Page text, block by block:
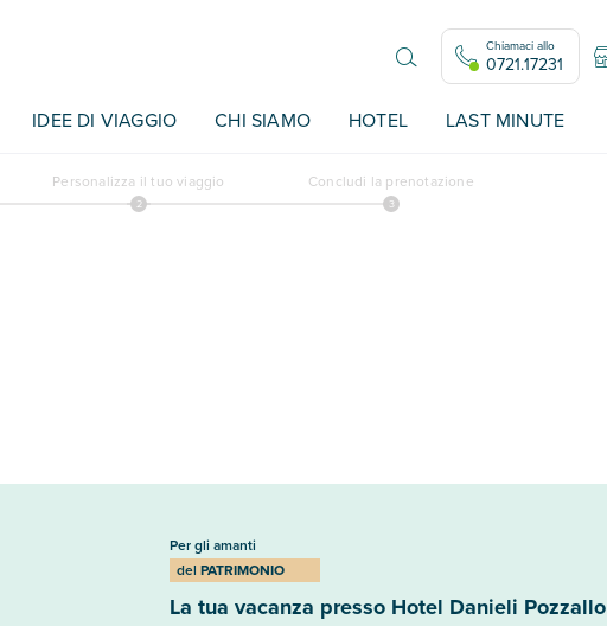
Chiamaci allo
0721.17231
IDEE DI VIAGGIO CHI SIAMO HOTEL LAST MINUTE
Personalizza il tuo viaggio Concludi la prenotazione
Per gli amanti
del PATRIMONIO
La tua vacanza presso Hotel Danieli Pozzallo